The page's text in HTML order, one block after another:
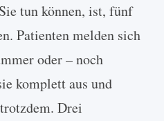
tun können, ist, fünf
Patienten melden sich
oder – noch
komplett aus und
Drei